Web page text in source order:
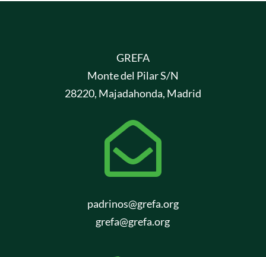
GREFA
Monte del Pilar S/N
28220, Majadahonda, Madrid

padrinos@grefa.org
grefa@grefa.org